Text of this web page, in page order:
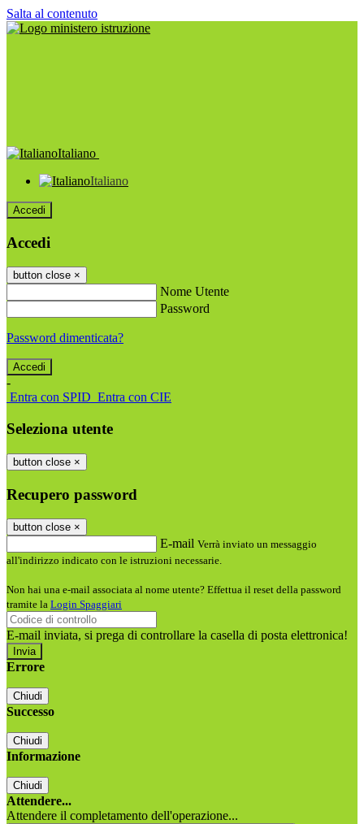
Salta al contenuto
Italiano
Italiano
Accedi
Accedi
button close ×
Nome Utente
Password
Password dimenticata?
-
Entra con SPID Entra con CIE
Seleziona utente
button close ×
Recupero password
button close ×
E-mail Verrà inviato un messaggio
all'indirizzo indicato con le istruzioni necessarie.
Non hai una e-mail associata al nome utente? Effettua il reset della password
tramite la Login Spaggiari
E-mail inviata, si prega di controllare la casella di posta elettronica!
Errore
Chiudi
Successo
Chiudi
Informazione
Chiudi
Attendere...
Attendere il completamento dell'operazione...